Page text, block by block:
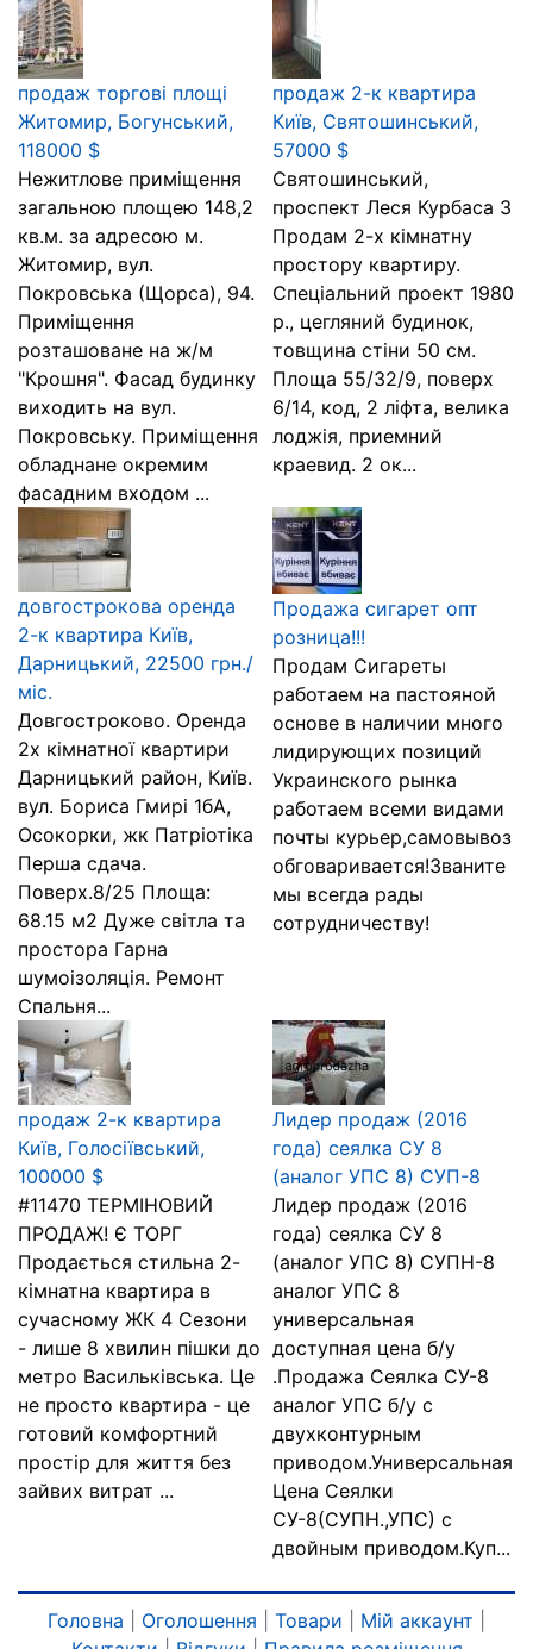
продаж торгові площі
Житомир, Богунський,
118000 $
Нежитлове приміщення
загальною площею 148,2
кв.м. за адресою м.
Житомир, вул.
Покровська (Щорса), 94.
Приміщення
розташоване на ж/м
"Крошня". Фасад будинку
виходить на вул.
Покровську. Приміщення
обладнане окремим
фасадним входом ...
продаж 2-к квартира
Київ, Святошинський,
57000 $
Святошинський,
проспект Леся Курбаса 3
Продам 2-х кімнатну
простору квартиру.
Спеціальний проект 1980
р., цегляний будинок,
товщина стіни 50 см.
Площа 55/32/9, поверх
6/14, код, 2 ліфта, велика
лоджія, приемний
краевид. 2 ок...
довгострокова оренда
2-к квартира Київ,
Дарницький, 22500 грн./
міс.
Довгостроково. Оренда
2х кімнатної квартири
Дарницький район, Київ.
вул. Бориса Гмирі 1бА,
Осокорки, жк Патріотіка
Перша сдача.
Поверх.8/25 Площа:
68.15 м2 Дуже світла та
простора Гарна
шумоізоляція. Ремонт
Спальня...
Продажа сигарет опт
розница!!!
Продам Сигареты
работаем на пастояной
основе в наличии много
лидирующих позиций
Украинского рынка
работаем всеми видами
почты курьер,самовывоз
обговаривается!Званите
мы всегда рады
сотрудничеству!
продаж 2-к квартира
Київ, Голосіївський,
100000 $
#11470 ТЕРМІНОВИЙ
ПРОДАЖ! Є ТОРГ
Продається стильна 2-
кімнатна квартира в
сучасному ЖК 4 Сезони
- лише 8 хвилин пішки до
метро Васильківська. Це
не просто квартира - це
готовий комфортний
простір для життя без
зайвих витрат ...
Лидер продаж (2016
года) сеялка СУ 8
(аналог УПС 8) СУП-8
Лидер продаж (2016
года) сеялка СУ 8
(аналог УПС 8) СУПН-8
аналог УПС 8
универсальная
доступная цена б/у
.Продажа Сеялка СУ-8
аналог УПС б/у с
двухконтурным
приводом.Универсальная
Цена Сеялки
СУ-8(СУПН.,УПС) с
двойным приводом.Куп...
Головна Оголошення Товари Мій аккаунт